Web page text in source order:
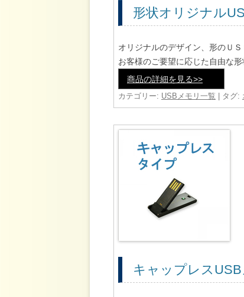
形状オリジナル
オリジナルのデザイン、形のＵ
お客様のご要望に応じた自由な形
商品の詳細を見る>>
カテゴリー: USBメモリ一覧 | タグ:
キャップレス